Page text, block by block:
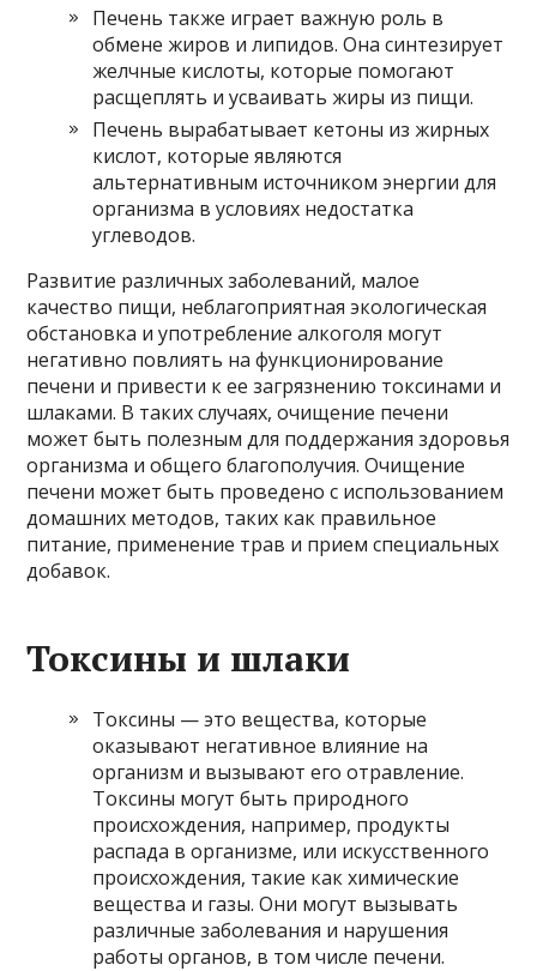
Печень также играет важную роль в
обмене жиров и липидов. Она синтезирует
желчные кислоты, которые помогают
расщеплять и усваивать жиры из пищи.
Печень вырабатывает кетоны из жирных
кислот, которые являются
альтернативным источником энергии для
организма в условиях недостатка
углеводов.
Развитие различных заболеваний, малое
качество пищи, неблагоприятная экологическая
обстановка и употребление алкоголя могут
негативно повлиять на функционирование
печени и привести к ее загрязнению токсинами и
шлаками. В таких случаях, очищение печени
может быть полезным для поддержания здоровья
организма и общего благополучия. Очищение
печени может быть проведено с использованием
домашних методов, таких как правильное
питание, применение трав и прием специальных
добавок.
Токсины и шлаки
Токсины — это вещества, которые
оказывают негативное влияние на
организм и вызывают его отравление.
Токсины могут быть природного
происхождения, например, продукты
распада в организме, или искусственного
происхождения, такие как химические
вещества и газы. Они могут вызывать
различные заболевания и нарушения
работы органов, в том числе печени.